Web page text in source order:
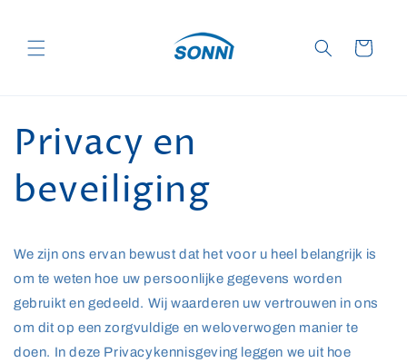
content
Winkelwagen
Privacy en
beveiliging
We zijn ons ervan bewust dat het voor u heel belangrijk is
om te weten hoe uw persoonlijke gegevens worden
gebruikt en gedeeld. Wij waarderen uw vertrouwen in ons
om dit op een zorgvuldige en weloverwogen manier te
doen. In deze Privacykennisgeving leggen we uit hoe